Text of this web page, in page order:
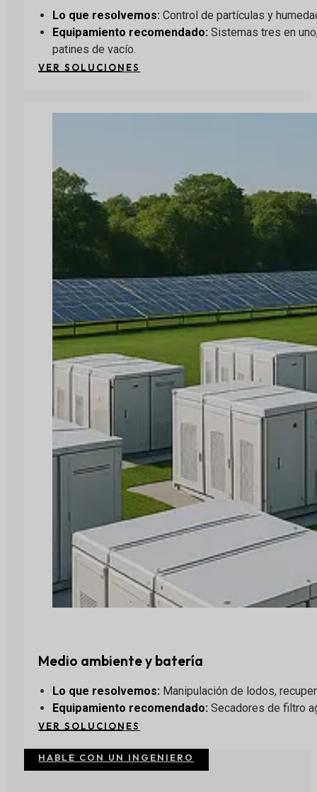
Lo que resolvemos: Control de partículas y
Equipamiento recomendado: Sistemas tres en
patines de vacío.
VER SOLUCIONES
Medio ambiente y batería
Lo que resolvemos: Manipulación de lodos,
Equipamiento recomendado: Secadores de filtro
VER SOLUCIONES
HABLE CON UN INGENIERO